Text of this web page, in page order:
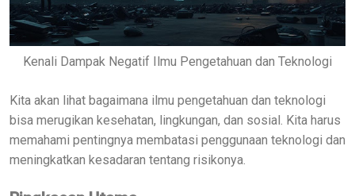
Kenali Dampak Negatif Ilmu Pengetahuan dan Teknologi
Kita akan lihat bagaimana ilmu pengetahuan dan teknologi
bisa merugikan kesehatan, lingkungan, dan sosial. Kita harus
memahami pentingnya membatasi penggunaan teknologi dan
meningkatkan kesadaran tentang risikonya.